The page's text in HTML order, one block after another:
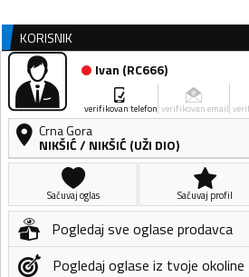
KORISNIK
Ivan (RC666)
verifikovan telefon verifikovan email
Crna Gora
NIKŠIĆ/ NIKŠIĆ (UŽI DIO)
Sačuvaj oglas Sačuvaj profil
Pogledaj sve oglase prodavca
Pogledaj oglase iz tvoje okoline